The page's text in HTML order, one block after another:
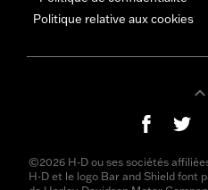
Politique relative aux cookies
©2026 H-D ou ses sociétés
H-D et le logo Bar and Shield font